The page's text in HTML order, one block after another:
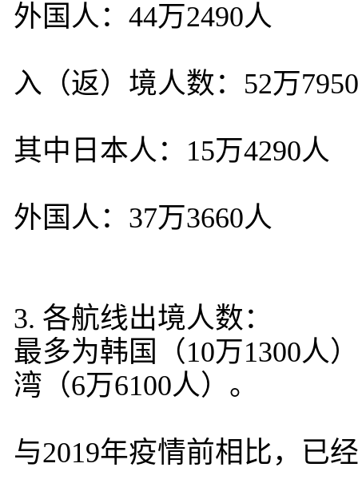
外国人：44万2490人
入（返）境人数：52万
其中日本人：15万4290人
外国人：37万3660人
3. 各航线出境人数：
最多为韩国（10万1300人
湾（6万6100人）。
与2019年疫情前相比，已